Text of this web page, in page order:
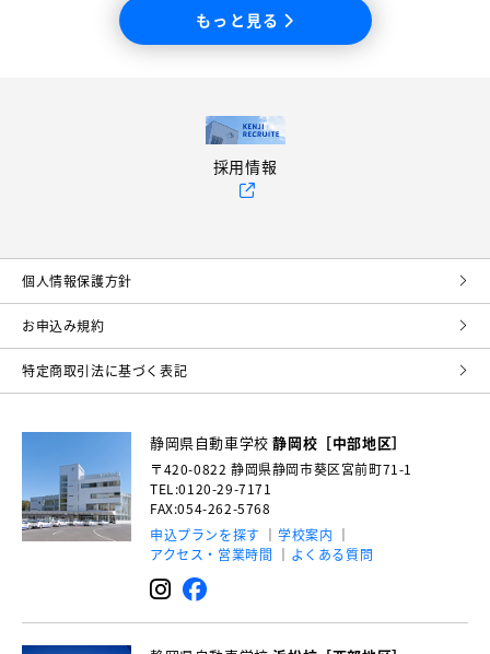
もっと見る
採用情報
個⼈情報保護⽅針
お申込み規約
特定商取引法に基づく表記
静岡県自動車学校静岡校［中部地区］
〒420-0822 静岡県静岡市葵区宮前町71-1
TEL:0120-29-7171
FAX:054-262-5768
申込プランを探す
学校案内
アクセス・営業時間
よくある質問